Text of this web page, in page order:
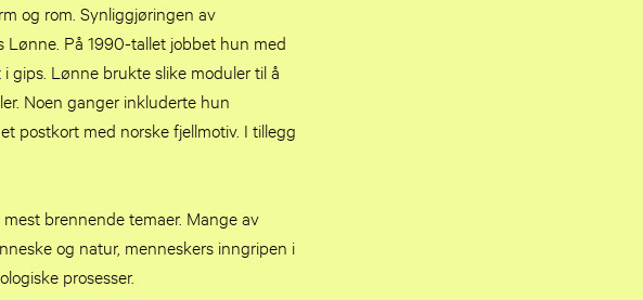
og rom. Synliggjøringen av
På 1990-tallet jobbet hun med
gips. Lønne brukte slike moduler til å
Noen ganger inkluderte hun
postkort med norske fjellmotiv. I tillegg
brennende temaer. Mange av
og natur, menneskers inngripen i
prosesser.